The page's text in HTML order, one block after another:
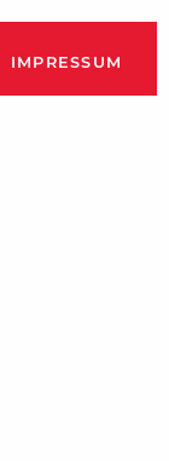
IMPRESSUM